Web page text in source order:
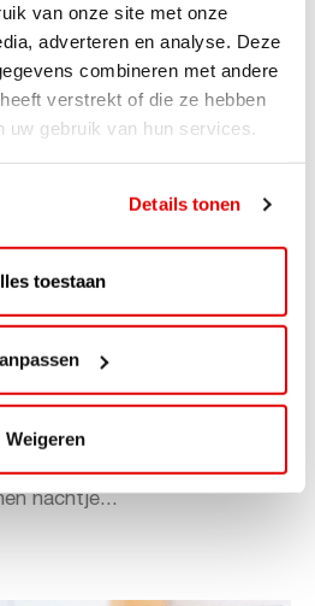
van onze site met onze
adverteren en analyse. Deze
combineren met andere
verstrekt of die ze hebben
uw gebruik van hun services.
Details tonen
toestaan
Weigeren
20% korting bij
korting bij ViaLuxury Hotels
nachtje...